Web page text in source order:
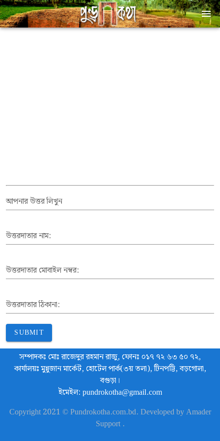
আপনার উত্তর লিখুন
উত্তরদাতার নাম:
উত্তরদাতার মোবাইল নম্বর:
উত্তরদাতার ঠিকানা:
SUBMIT
সম্পাদকঃ মোঃ রাজেদুর রহমান রাজু, ফোনঃ ০১৭ ৭২ ৬৩ ৫০ ৭২,
কার্যালয়ঃ মুন্নুজান মার্কেট, হোটেল পার্ক(৩য় তলা), টিনপট্টি, বড়গোলা,
বগুড়া।
ইমেইল: pundrokotha@gmail.com
Copyright 2021 © Pundrokotha.com.bd. Developed by Amader
Support .